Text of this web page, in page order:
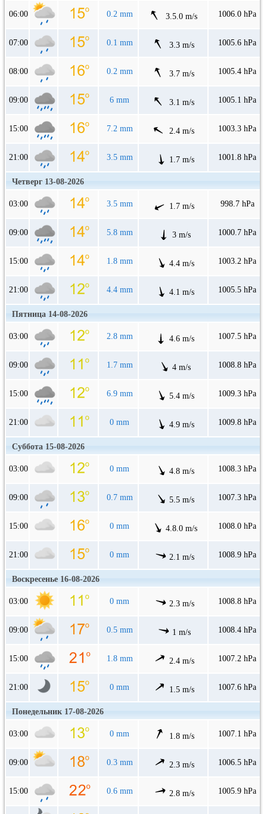
06:00 0.2 mm 3.5.0 m/s 1006.0 hPa
07:00 0.1 mm 3.3 m/s 1005.6 hPa
08:00 0.2 mm 3.7 m/s 1005.4 hPa
09:00 6 mm 3.1 m/s 1005.1 hPa
15:00 7.2 mm 2.4 m/s 1003.3 hPa
21:00 3.5 mm 1.7 m/s 1001.8 hPa
Четверг 13-08-2026
03:00 3.5 mm 1.7 m/s 998.7 hPa
09:00 5.8 mm 3 m/s 1000.7 hPa
15:00 1.8 mm 4.4 m/s 1003.2 hPa
21:00 4.4 mm 4.1 m/s 1005.5 hPa
Пятница 14-08-2026
03:00 2.8 mm 4.6 m/s 1007.5 hPa
09:00 1.7 mm 4 m/s 1008.8 hPa
15:00 6.9 mm 5.4 m/s 1009.3 hPa
21:00 0 mm 4.9 m/s 1009.8 hPa
Суббота 15-08-2026
03:00 0 mm 4.8 m/s 1008.3 hPa
09:00 0.7 mm 5.5 m/s 1007.3 hPa
15:00 0 mm 4.8.0 m/s 1008.0 hPa
21:00 0 mm 2.1 m/s 1008.9 hPa
Воскресенье 16-08-2026
03:00 0 mm 2.3 m/s 1008.8 hPa
09:00 0.5 mm 1 m/s 1008.4 hPa
15:00 1.8 mm 2.4 m/s 1007.2 hPa
21:00 0 mm 1.5 m/s 1007.6 hPa
Понедельник 17-08-2026
03:00 0 mm 1.8 m/s 1007.1 hPa
09:00 0.3 mm 2.3 m/s 1006.5 hPa
15:00 0.6 mm 2.8 m/s 1005.9 hPa